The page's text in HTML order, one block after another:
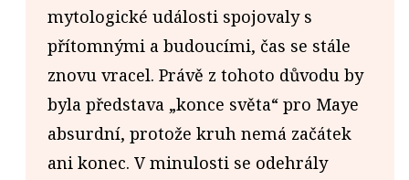
mytologické události spojovaly s
přítomnými a budoucími, čas se stále
znovu vracel. Právě z tohoto důvodu by
byla představa „konce světa“ pro Maye
absurdní, protože kruh nemá začátek
ani konec. V minulosti se odehrály